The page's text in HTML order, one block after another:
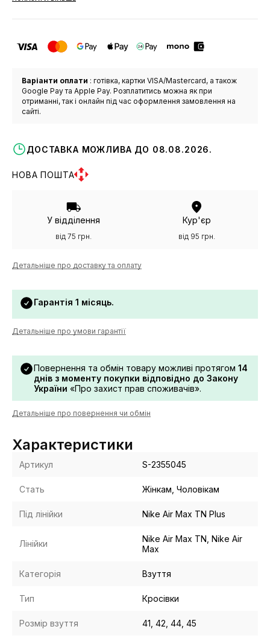
Варіанти оплати : готівка, картки VISA/Mastercard, а також
Google Pay та Apple Pay. Розплатитись можна як при
отриманні, так і онлайн під час оформлення замовлення на
сайті.
ДОСТАВКА МОЖЛИВА ДО 08.08.2026.
НОВА ПОШТА
У відділення
від 75 грн.
Кур'єр
від 95 грн.
Детальніше про доставку та оплату
Гарантія 1 місяць.
Детальніше про умови гарантії
Повернення та обмін товару можливі протягом 14
днів з моменту покупки відповідно до Закону
України «Про захист прав споживачів».
Детальніше про повернення чи обмін
Характеристики
Артикул S-2355045
Стать Жінкам, Чоловікам
Під лінійки Nike Air Max TN Plus
Лінійки
Nike Air Max TN, Nike Air
Max
Категорія Взуття
Тип Кросівки
Розмір взуття 41, 42, 44, 45